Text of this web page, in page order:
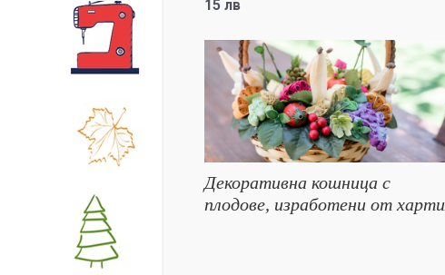
15 лв
Декоративна кошница с
плодове, изработени от